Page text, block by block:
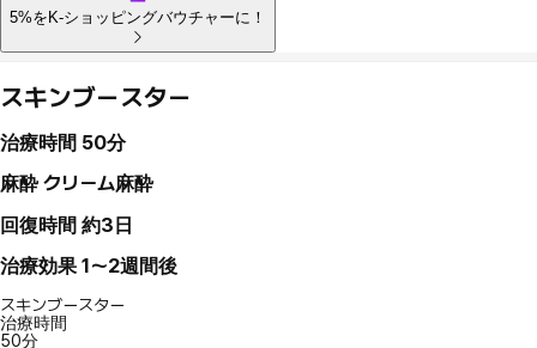
5%をK-ショッピングバウチャーに！
スキンブースター
治療時間 50分
麻酔 クリーム麻酔
回復時間 約3日
治療効果 1〜2週間後
スキンブースター
治療時間
50分